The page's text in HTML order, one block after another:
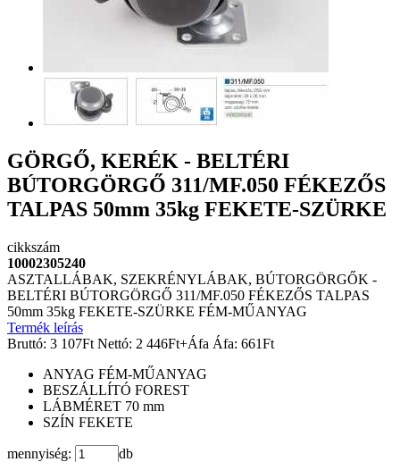
GÖRGŐ, KERÉK - BELTÉRI
BÚTORGÖRGŐ 311/MF.050 FÉKEZŐS
TALPAS 50mm 35kg FEKETE-SZÜRKE
cikkszám
10002305240
ASZTALLÁBAK, SZEKRÉNYLÁBAK, BÚTORGÖRGŐK -
BELTÉRI BÚTORGÖRGŐ 311/MF.050 FÉKEZŐS TALPAS
50mm 35kg FEKETE-SZÜRKE FÉM-MŰANYAG
Termék leírás
Bruttó: 3 107Ft Nettó: 2 446Ft+Áfa Áfa: 661Ft
ANYAG FÉM-MŰANYAG
BESZÁLLÍTÓ FOREST
LÁBMÉRET 70 mm
SZÍN FEKETE
mennyiség: db